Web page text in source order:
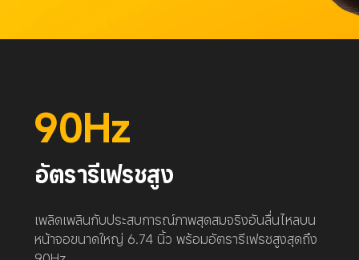
90Hz
อัตรารีเฟรชสูง
เพลิดเพลินกับประสบการณ์ภาพสุดสมจริงอันลื่นไหลบน
หน้าจอขนาดใหญ่ 6.74 นิ้ว พร้อมอัตรารีเฟรชสูงสุดถึง